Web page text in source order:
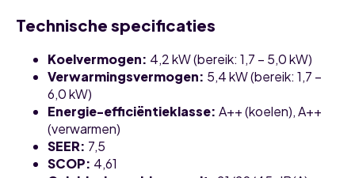
Technische specificaties
Koelvermogen: 4,2 kW (bereik: 1,7 – 5,0 kW)
Verwarmingsvermogen: 5,4 kW (bereik: 1,7 –
6,0 kW)
Energie-efficiëntieklasse: A++ (koelen), A++
(verwarmen)
SEER: 7,5
SCOP: 4,61